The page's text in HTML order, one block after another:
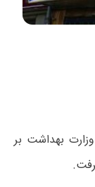
نتایج اولیه آزمون کارشناسی ارشد سال ۱۴۰۲ وزارت بهداشت بر